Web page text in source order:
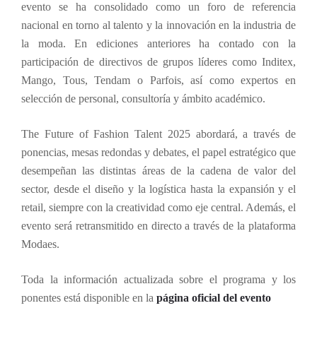
evento se ha consolidado como un foro de referencia
nacional en torno al talento y la innovación en la industria de
la moda. En ediciones anteriores ha contado con la
participación de directivos de grupos líderes como Inditex,
Mango, Tous, Tendam o Parfois, así como expertos en
selección de personal, consultoría y ámbito académico.
The Future of Fashion Talent 2025 abordará, a través de
ponencias, mesas redondas y debates, el papel estratégico que
desempeñan las distintas áreas de la cadena de valor del
sector, desde el diseño y la logística hasta la expansión y el
retail, siempre con la creatividad como eje central. Además, el
evento será retransmitido en directo a través de la plataforma
Modaes.
Toda la información actualizada sobre el programa y los
ponentes está disponible en la página oficial del evento